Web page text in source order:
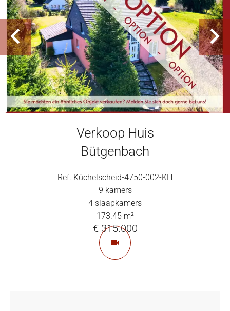
Verkoop Huis
Bütgenbach
Ref. Küchelscheid-4750-002-KH
9 kamers
4 slaapkamers
173.45 m²
€ 315.000